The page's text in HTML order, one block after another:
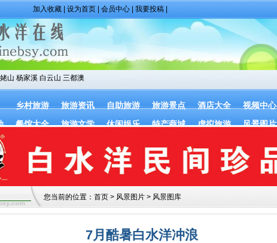
加入收藏 设为首页 会员中心 我要投稿
山 杨家溪 白云山 三都澳
乡村旅游 旅游资讯 自助旅游 旅游景点 酒店大全 视频中心
餐馆大全 旅游文学 休闲娱乐 特产商城 虚拟旅游 风景图片
您当前的位置： 首页 > 风景图片 > 风景图库
7月酷暑白水洋冲浪